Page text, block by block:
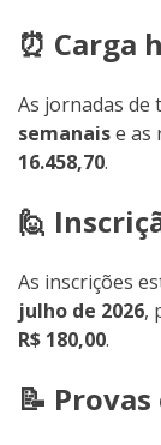
⏰ Carga
As jornadas
semanaise as
16.458,70.
🙋
As inscrições
julho de 2026,
R$ 180,00.
📝